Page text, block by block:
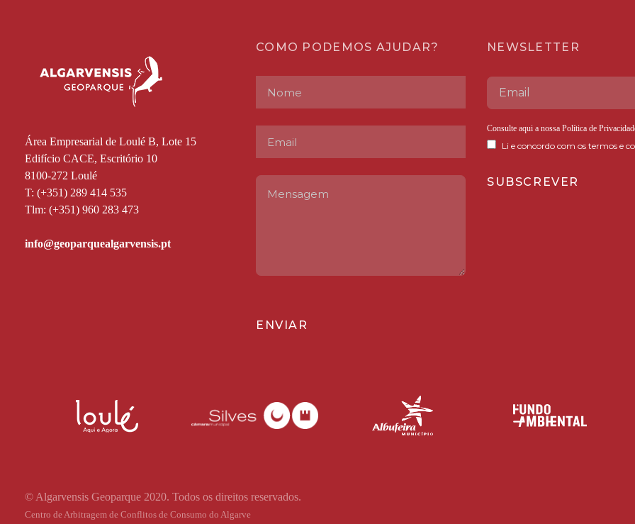
Área Empresarial de Loulé B, Lote 15
Edifício CACE, Escritório 10
8100-272 Loulé
T: (+351) 289 414 535
Tlm: (+351) 960 283 473
COMO PODEMOS AJUDAR?
ENVIAR
NEWSLETTER
Consulte aqui a nossa Política de
Li e concordo com os termos e
© Algarvensis Geoparque 2020. Todos os direitos reservados.
Centro de Arbitragem de Conflitos de Consumo do Algarve